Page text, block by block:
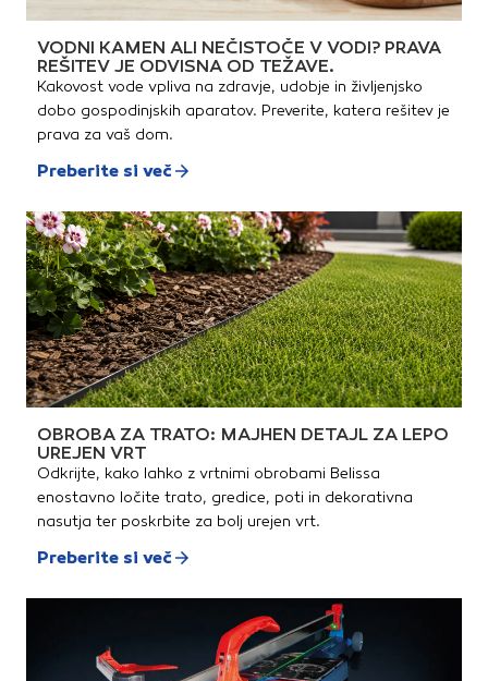
VODNI KAMEN ALI NEČISTOČE V VODI? PRAVA
REŠITEV JE ODVISNA OD TEŽAVE.
Kakovost vode vpliva na zdravje, udobje in življenjsko
dobo gospodinjskih aparatov. Preverite, katera rešitev je
prava za vaš dom.
Preberite si več
OBROBA ZA TRATO: MAJHEN DETAJL ZA LEPO
UREJEN VRT
Odkrijte, kako lahko z vrtnimi obrobami Belissa
enostavno ločite trato, gredice, poti in dekorativna
nasutja ter poskrbite za bolj urejen vrt.
Preberite si več